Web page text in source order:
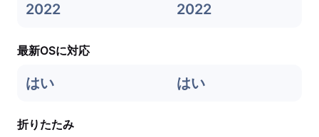
2022 2022
最新OSに対応
はい はい
折りたたみ